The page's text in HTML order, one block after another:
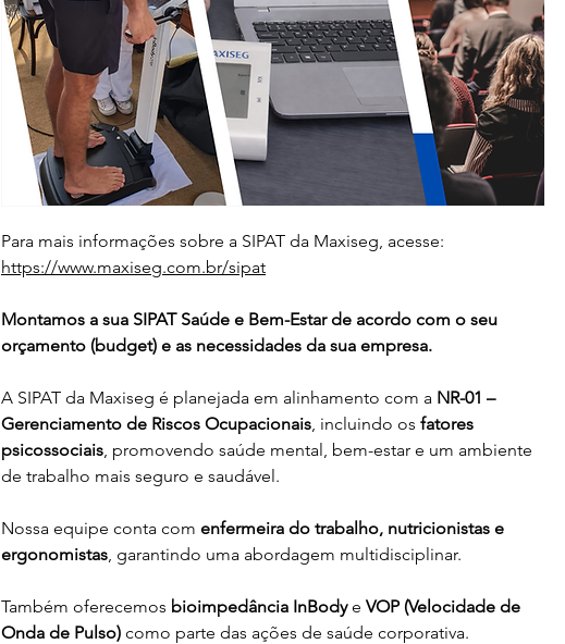
Para mais informações sobre a SIPAT da Maxiseg, acesse:
https://www.maxiseg.com.br/sipat
Montamos a sua SIPAT Saúde e Bem-Estar de acordo com o seu
orçamento (budget) e as necessidades da sua empresa.
A SIPAT da Maxiseg é planejada em alinhamento com a NR-01 –
Gerenciamento de Riscos Ocupacionais, incluindo os fatores
psicossociais, promovendo saúde mental, bem-estar e um ambiente
de trabalho mais seguro e saudável.
Nossa equipe conta com enfermeira do trabalho, nutricionistas e
ergonomistas, garantindo uma abordagem multidisciplinar.
Também oferecemos bioimpedância InBody e VOP (Velocidade de
Onda de Pulso) como parte das ações de saúde corporativa.